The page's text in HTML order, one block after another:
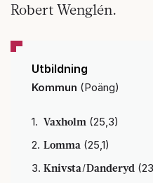
Robert Wenglén.
Utbildning
Kommun (Poäng)
Vaxholm (25,3)
Lomma (25,1)
Knivsta/Danderyd